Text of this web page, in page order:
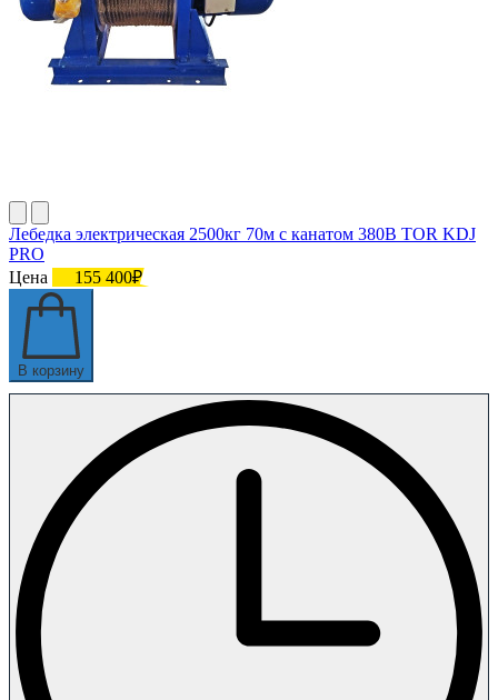
Лебедка электрическая 2500кг 70м с канатом 380В TOR KDJ
PRO
Цена
155 400₽
В корзину